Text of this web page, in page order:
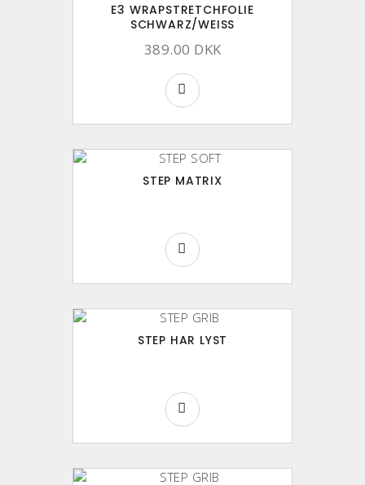
E3 WRAPSTRETCHFOLIE
SCHWARZ/WEISS
389.00 DKK
STEP MATRIX
STEP HAR LYST